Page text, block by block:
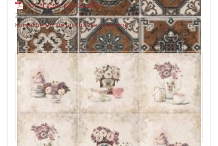
PDF Allgemeiner Katalog
20×20
Kontaktieren Sie uns für die Lieferung